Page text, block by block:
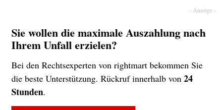
Sie wollen die maximale Auszahlung nach
Ihrem Unfall erzielen?
Bei den Rechtsexperten von rightmart bekommen Sie
die beste Unterstützung. Rückruf innerhalb von 24
Stunden.